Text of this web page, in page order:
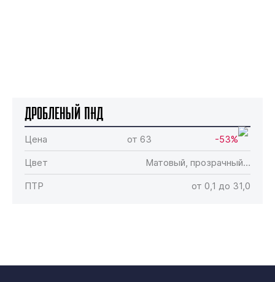
Дробленый ПНД
Цена от 63
-53%
Цвет
Матовый, прозрачный…
ПТР
от 0,1 до 31,0